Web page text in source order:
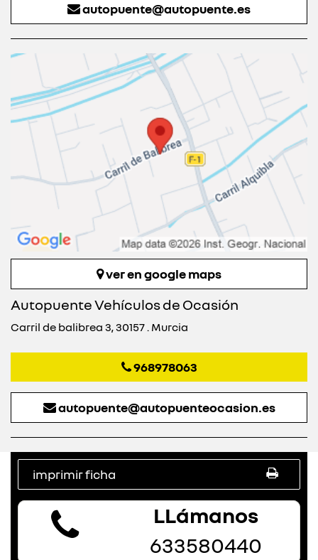
autopuente@autopuente.es
ver en google maps
Autopuente Vehículos de Ocasión
Carril de balibrea 3, 30157 . Murcia
968978063
autopuente@autopuenteocasion.es
imprimir ficha
LLámanos
633580440